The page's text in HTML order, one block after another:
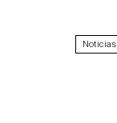
Noticias